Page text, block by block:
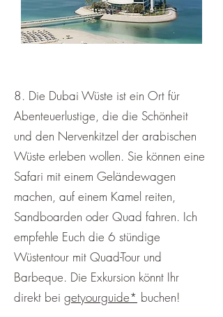
8. Die Dubai Wüste ist ein Ort für
Abenteuerlustige, die die Schönheit
und den Nervenkitzel der arabischen
Wüste erleben wollen. Sie können eine
Safari mit einem Geländewagen
machen, auf einem Kamel reiten,
Sandboarden oder Quad fahren. Ich
empfehle Euch die 6 stündige
Wüstentour mit Quad-Tour und
Barbeque. Die Exkursion könnt Ihr
direkt bei getyourguide* buchen!